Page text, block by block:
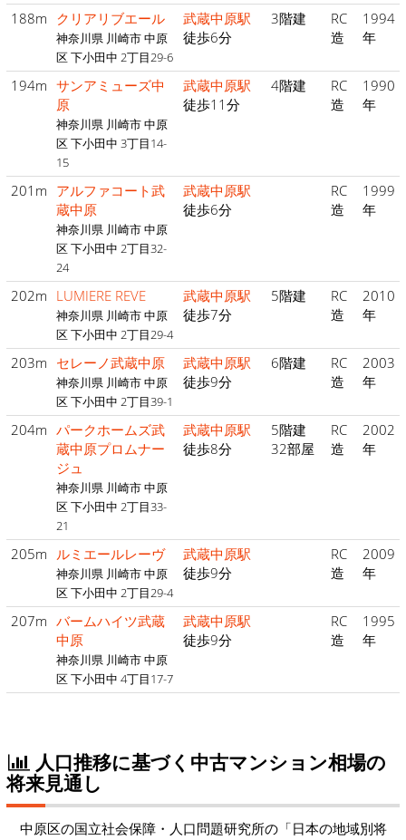
188m クリアリブエール
神奈川県 川崎市 中原
区 下小田中 2丁目29-6
武蔵中原駅
徒歩6分
3階建
RC
造
1994
年
194m サンアミューズ中
原
神奈川県 川崎市 中原
区 下小田中 3丁目14-
15
武蔵中原駅
徒歩11分
4階建
RC
造
1990
年
201m アルファコート武
蔵中原
神奈川県 川崎市 中原
区 下小田中 2丁目32-
24
武蔵中原駅
徒歩6分
RC
造
1999
年
202m LUMIERE REVE
神奈川県 川崎市 中原
区 下小田中 2丁目29-4
武蔵中原駅
徒歩7分
5階建
RC
造
2010
年
203m セレーノ武蔵中原
神奈川県 川崎市 中原
区 下小田中 2丁目39-1
武蔵中原駅
徒歩9分
6階建
RC
造
2003
年
204m パークホームズ武
蔵中原プロムナー
ジュ
神奈川県 川崎市 中原
区 下小田中 2丁目33-
21
武蔵中原駅
徒歩8分
5階建
32部屋
RC
造
2002
年
205m ルミエールレーヴ
神奈川県 川崎市 中原
区 下小田中 2丁目29-4
武蔵中原駅
徒歩9分
RC
造
2009
年
207m バームハイツ武蔵
中原
神奈川県 川崎市 中原
区 下小田中 4丁目17-7
武蔵中原駅
徒歩9分
RC
造
1995
年
人口推移に基づく中古マンション相場の
将来見通し
中原区の国立社会保障・人口問題研究所の「日本の地域別将